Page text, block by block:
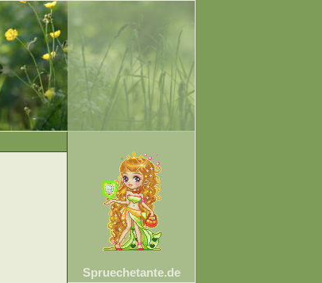
Spruechetante.de